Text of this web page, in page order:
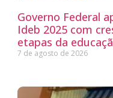
Governo Federal
Ideb 2025 com
etapas da
7 de agosto de 2026